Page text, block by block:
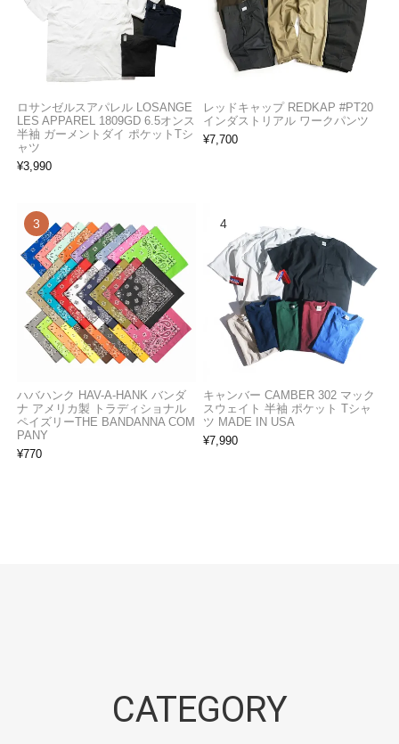
ロサンゼルスアパレル LOSANGE
LES APPAREL 1809GD 6.5オンス
半袖 ガーメントダイ ポケットTシ
ャツ
¥3,990
レッドキャップ REDKAP #PT20
インダストリアル ワークパンツ
¥7,700
ハバハンク HAV-A-HANK バンダ
ナ アメリカ製 トラディショナル
ペイズリーTHE BANDANNA COM
PANY
¥770
キャンバー CAMBER 302 マック
スウェイト 半袖 ポケット Tシャ
ツ MADE IN USA
¥7,990
CATEGORY